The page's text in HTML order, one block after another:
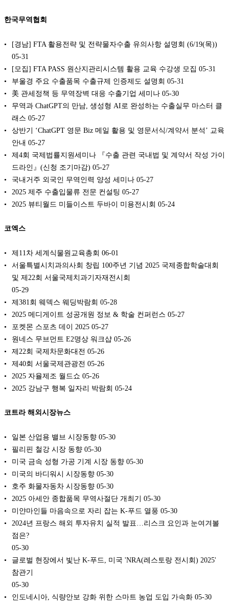
한국무역협회
[경남] FTA 활용전략 및 전략물자수출 유의사항 설명회 (6/19(목))
05-31
[모집] FTA PASS 원산지관리시스템 활용 교육 수강생 모집 05-31
부울경 주요 수출품목 수출규제 인증제도 설명회 05-31
美 관세정책 등 무역장벽 대응 수출기업 세미나 05-30
무역과 ChatGPT의 만남, 생성형 AI로 완성하는 수출실무 마스터 클
래스 05-27
상반기 ‘ChatGPT 영문 Biz 메일 활용 및 영문서식/계약서 분석’ 교육
안내 05-27
제4회 국제법률지원세미나 『수출 관련 국내법 및 계약서 작성 가이
드라인』(신청 조기마감) 05-27
국내거주 외국인 무역인력 양성 세미나 05-27
2025 제주 수출입물류 전문 컨설팅 05-27
2025 뷰티월드 미들이스트 두바이 미용전시회 05-24
코엑스
제11차 세계식물원교육총회 06-01
서울특별시치과의사회 창립 100주년 기념 2025 국제종합학술대회
및 제22회 서울국제치과기자재전시회
05-29
제381회 웨덱스 웨딩박람회 05-28
2025 메디게이트 성공개원 정보 & 학술 컨퍼런스 05-27
포켓몬 스포츠 데이 2025 05-27
원네스 무브먼트 E2명상 워크샵 05-26
제22회 국제차문화대전 05-26
제40회 서울국제관광전 05-26
2025 자율제조 월드쇼 05-26
2025 강남구 행복 일자리 박람회 05-24
코트라 해외시장뉴스
일본 산업용 밸브 시장동향 05-30
필리핀 철강 시장 동향 05-30
미국 금속 성형 가공 기계 시장 동향 05-30
미국의 바디워시 시장동향 05-30
호주 화물자동차 시장동향 05-30
2025 아세안 종합품목 무역사절단 개최기 05-30
미얀마인들 마음속으로 자리 잡는 K-푸드 열풍 05-30
2024년 프랑스 해외 투자유치 실적 발표…리스크 요인과 눈여겨볼
점은?
05-30
글로벌 현장에서 빛난 K-푸드, 미국 'NRA(레스토랑 전시회) 2025'
참관기
05-30
인도네시아, 식량안보 강화 위한 스마트 농업 도입 가속화 05-30